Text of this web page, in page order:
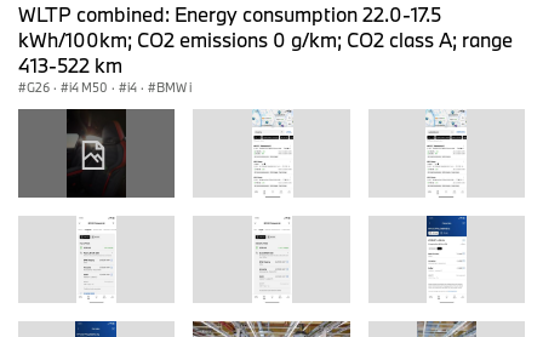
WLTP combined: Energy consumption 22.0-17.5
kWh/100km; CO2 emissions 0 g/km; CO2 class A; range
413-522 km
G26 · i4 M50 · i4 · BMW i